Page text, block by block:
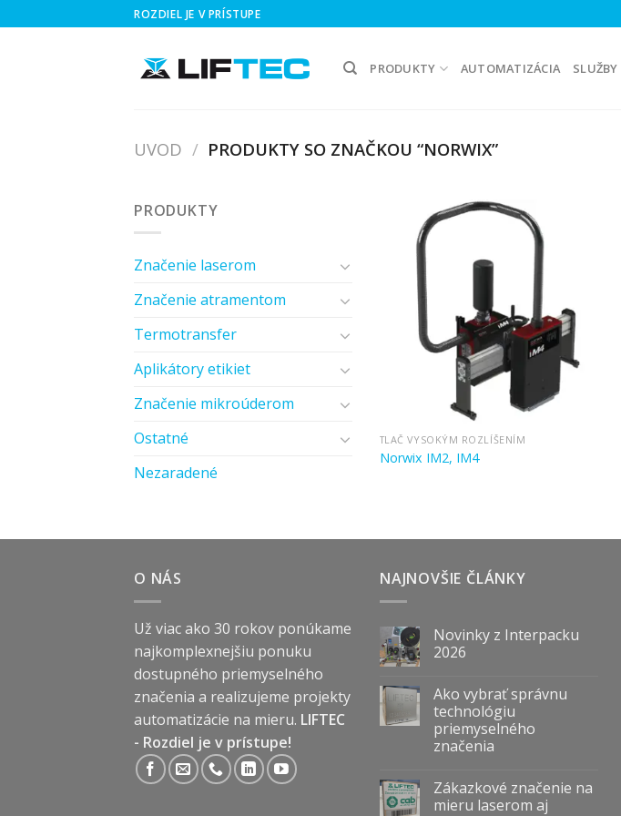
to
ROZDIEL JE V PRÍSTUPE
PRODUKTY AUTOMATIZÁCIA SLUŽBY
UVOD / PRODUKTY SO ZNAČKOU “NORWIX”
PRODUKTY
Značenie laserom
Značenie atramentom
Termotransfer
Aplikátory etikiet
Značenie mikroúderom
Ostatné
Nezaradené
TLAČ VYSOKÝM ROZLÍŠENÍM
Norwix IM2, IM4
O NÁS
Už viac ako 30 rokov ponúkame
najkomplexnejšiu ponuku
dostupného priemyselného
značenia a realizujeme projekty
automatizácie na mieru. LIFTEC
- Rozdiel je v prístupe!
NAJNOVŠIE ČLÁNKY
Novinky z Interpacku
2026
Ako vybrať správnu
technológiu
priemyselného
značenia
Zákazkové značenie na
mieru laserom aj